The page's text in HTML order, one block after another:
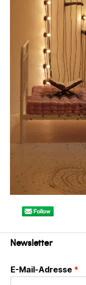
Newsletter
E-Mail-Adresse *